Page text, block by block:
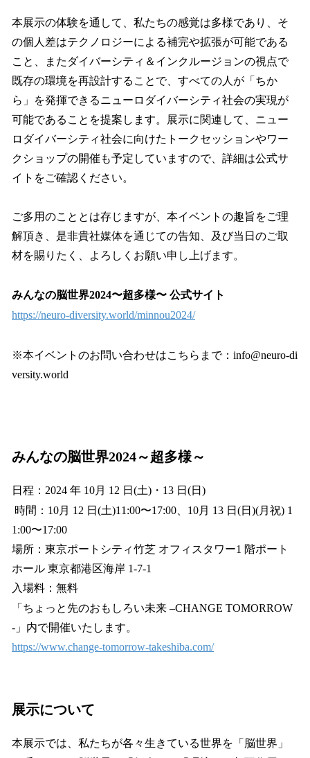
本展示の体験を通して、私たちの感覚は多様であり、そ
の個人差はテクノロジーによる補完や拡張が可能である
こと、またダイバーシティ＆インクルージョンの視点で
既存の環境を再設計することで、すべての人が「ちか
ら」を発揮できるニューロダイバーシティ社会の実現が
可能であることを提案します。展示に関連して、ニュー
ロダイバーシティ社会に向けたトークセッションやワー
クショップの開催も予定していますので、詳細は公式サ
イトをご確認ください。
ご多用のこととは存じますが、本イベントの趣旨をご理
解頂き、是非貴社媒体を通じての告知、及び当日のご取
材を賜りたく、よろしくお願い申し上げます。
みんなの脳世界2024〜超多様〜 公式サイト
https://neuro-diversity.world/minnou2024/
※本イベントのお問い合わせはこちらまで：info@neuro-di
versity.world
みんなの脳世界2024～超多様～
日程：2024 年 10月 12 日(土)・13 日(日)
時間：10月 12 日(土)11:00〜17:00、10月 13 日(日)(月祝) 1
1:00〜17:00
場所：東京ポートシティ竹芝 オフィスタワー1 階ポート
ホール 東京都港区海岸 1-7-1
入場料：無料
「ちょっと先のおもしろい未来 –CHANGE TOMORROW
-」内で開催いたします。
https://www.change-tomorrow-takeshiba.com/
展示について
本展示では、私たちが各々生きている世界を「脳世界」